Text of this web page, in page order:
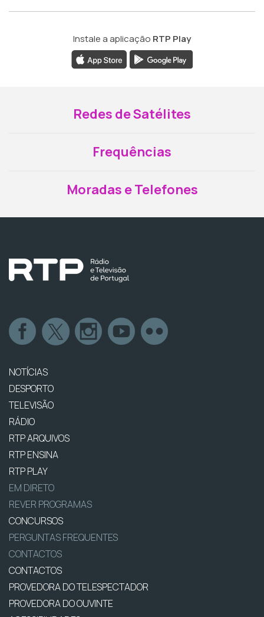
Instale a aplicação RTP Play
Redes de Satélites
Frequências
Moradas e Telefones
NOTÍCIAS
DESPORTO
TELEVISÃO
RÁDIO
RTP ARQUIVOS
RTP ENSINA
RTP PLAY
EM DIRETO
REVER PROGRAMAS
CONCURSOS
PERGUNTAS FREQUENTES
CONTACTOS
CONTACTOS
PROVEDORA DO TELESPECTADOR
PROVEDORA DO OUVINTE